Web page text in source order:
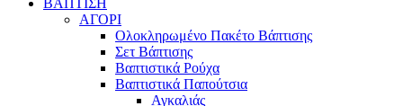
ΒΑΠΤΙΣΗ
ΑΓΟΡΙ
Ολοκληρωμένο Πακέτο Βάπτισης
Σετ Βάπτισης
Βαπτιστικά Ρούχα
Βαπτιστικά Παπούτσια
Αγκαλιάς